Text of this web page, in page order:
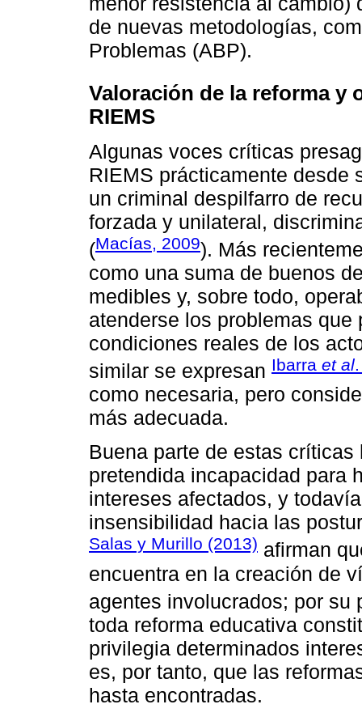
de nuevas metodologías,
Problemas (ABP).
Valoración de la reforma y
RIEMS
Algunas voces críticas
RIEMS prácticamente desde
un criminal despilfarro de
forzada y unilateral,
(Macías, 2009). Más
como una suma de buenos
medibles y, sobre todo,
atenderse los problemas
condiciones reales de los
similar se expresan Ibarra et al
como necesaria, pero
más adecuada.
Buena parte de estas
pretendida incapacidad para
intereses afectados, y
insensibilidad hacia las
Salas y Murillo (2013) afirman
encuentra en la creación de
agentes involucrados; por su
toda reforma educativa
privilegia determinados
es, por tanto, que las
hasta encontradas.